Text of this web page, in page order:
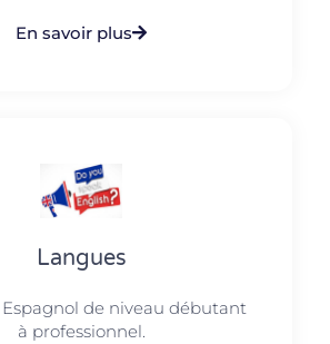
En savoir plus
Langues
de niveau débutant
à professionnel.